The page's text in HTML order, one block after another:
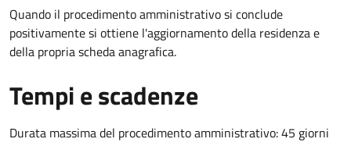
Quando il procedimento amministrativo si conclude
positivamente si ottiene l'aggiornamento della residenza e
della propria scheda anagrafica.
Tempi e scadenze
Durata massima del procedimento amministrativo: 45 giorni